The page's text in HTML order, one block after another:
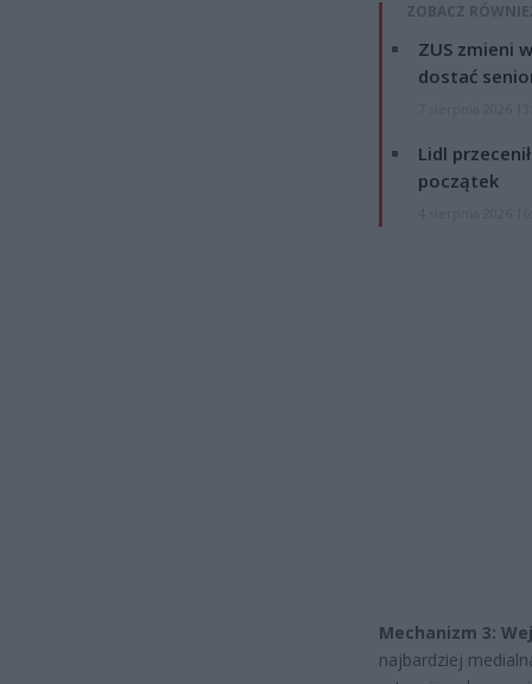
ZOBACZ
ZUS zmieni
dostać
Lidl
początek
Mechanizm 3:
najbardziej